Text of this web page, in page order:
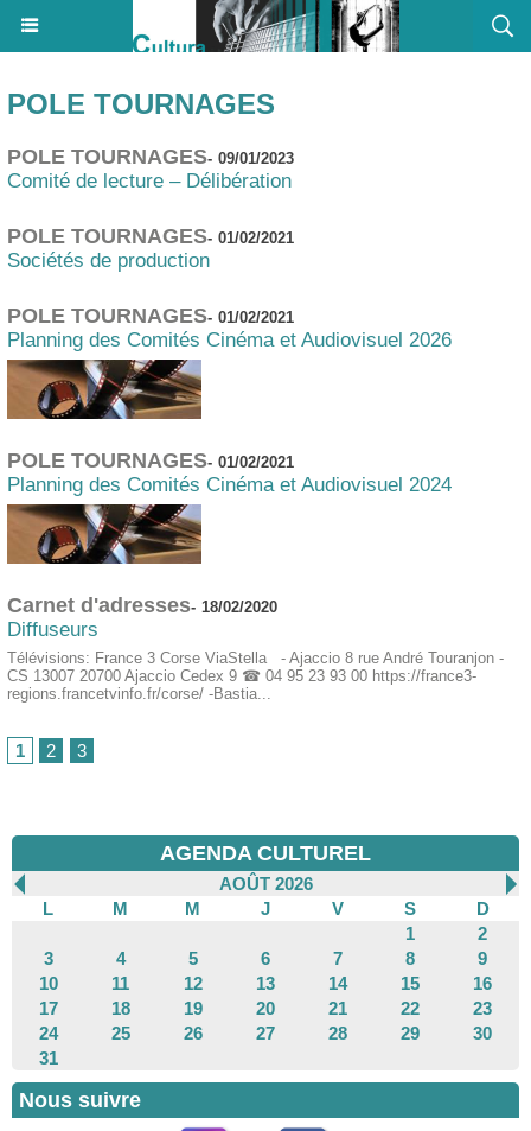
POLE TOURNAGES
POLE TOURNAGES- 09/01/2023
Comité de lecture – Délibération
POLE TOURNAGES- 01/02/2021
Sociétés de production
POLE TOURNAGES- 01/02/2021
Planning des Comités Cinéma et Audiovisuel 2026
POLE TOURNAGES- 01/02/2021
Planning des Comités Cinéma et Audiovisuel 2024
Carnet d'adresses- 18/02/2020
Diffuseurs
Télévisions: France 3 Corse ViaStella - Ajaccio 8 rue André Touranjon -
CS 13007 20700 Ajaccio Cedex 9 ☎ 04 95 23 93 00 https://france3-
regions.francetvinfo.fr/corse/ -Bastia...
1 2 3
AGENDA CULTUREL
AOÛT 2026
L
M M J V S
D
1
2
3
4 5 6 7 8
9
10
11 12 13 14 15
16
17
18 19 20 21 22
23
24
25 26 27 28 29
30
31
Nous suivre